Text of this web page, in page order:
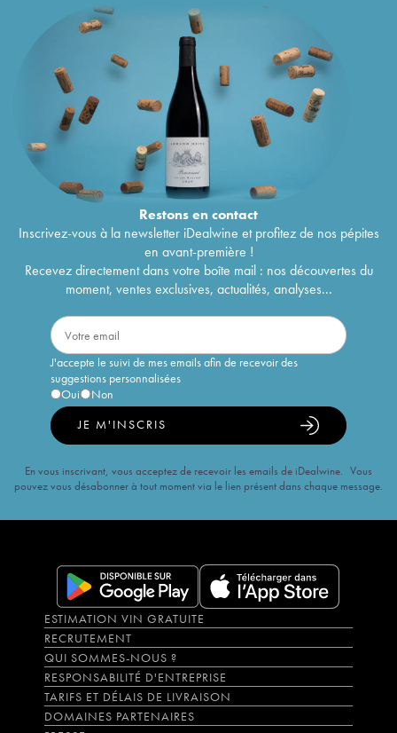
Restons encontact
Inscrivez-vous à la newsletter iDealwine et profitez de nos pépites
en avant-première !
Recevez directement dans votre boîte mail : nos découvertes du
moment, ventes exclusives, actualités, analyses...
J'accepte le suivi de mes emails afin de recevoir des
suggestions personnalisées
Oui
Non
JE M'INSCRIS
En vous inscrivant, vous acceptez de recevoir les emails de iDealwine. Vous
pouvez vous désabonner à tout moment via le lien présent dans chaque message.
ESTIMATION VIN GRATUITE
RECRUTEMENT
QUI SOMMES-NOUS ?
RESPONSABILITÉ D'ENTREPRISE
TARIFS ET DÉLAIS DE LIVRAISON
DOMAINES PARTENAIRES